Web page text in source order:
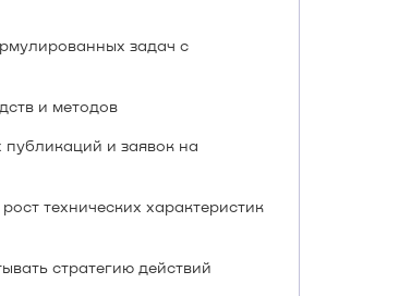
задач с
и методов
и заявок на
технических характеристик
стратегию действий